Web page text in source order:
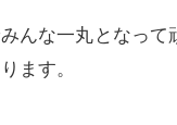
んな一丸となっ
ます。